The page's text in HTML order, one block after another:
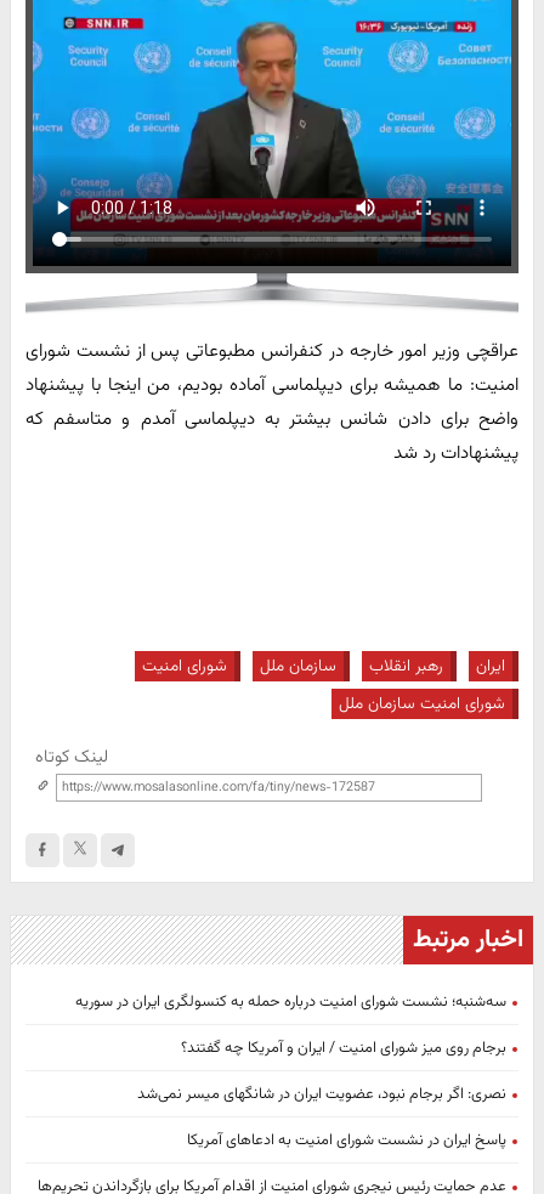
عراقچی وزیر امور خارجه در کنفرانس مطبوعاتی پس از نشست شورای
امنیت: ما همیشه برای دیپلماسی آماده بودیم، من اینجا با پیشنهاد
واضح برای دادن شانس بیشتر به دیپلماسی آمدم و متاسفم که
پیشنهادات رد شد
ایران رهبر انقلاب سازمان ملل
شورای امنیت
شورای امنیت سازمان ملل
لینک کوتاه
اخبار مرتبط
سه‌شنبه؛ نشست شورای امنیت درباره حمله به کنسولگری ایران در سوریه
برجام روی میز شورای امنیت / ایران و آمریکا چه گفتند؟
نصری: اگر برجام نبود، عضویت ایران در شانگهای میسر نمی‌شد
پاسخ ایران در نشست شورای امنیت به ادعاهای آمریکا
عدم حمایت رئیس نیجری شورای امنیت از اقدام آمریکا برای بازگرداندن تحریم‌ها